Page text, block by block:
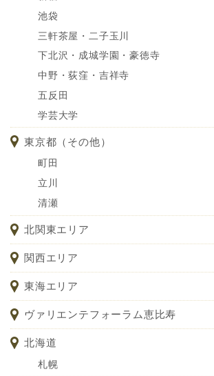
池袋
三軒茶屋・二子玉川
下北沢・成城学園・豪徳寺
中野・荻窪・吉祥寺
五反田
学芸大学
東京都（その他）
町田
立川
清瀬
北関東エリア
関西エリア
東海エリア
ヴァリエンテフォーラム恵比寿
北海道
札幌